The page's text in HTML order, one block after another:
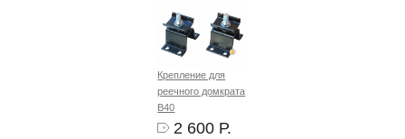
Крепление для
реечного домкрата
B40
2 600 Р.